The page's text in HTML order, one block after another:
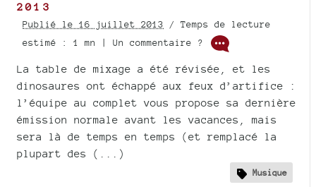
2013
Publié le 16 juillet 2013 / Temps de lecture
estimé : 1 mn | Un commentaire ?
La table de mixage a été révisée, et les
dinosaures ont échappé aux feux d’artifice :
l’équipe au complet vous propose sa dernière
émission normale avant les vacances, mais
sera là de temps en temps (et remplacé la
plupart des (...)
Musique